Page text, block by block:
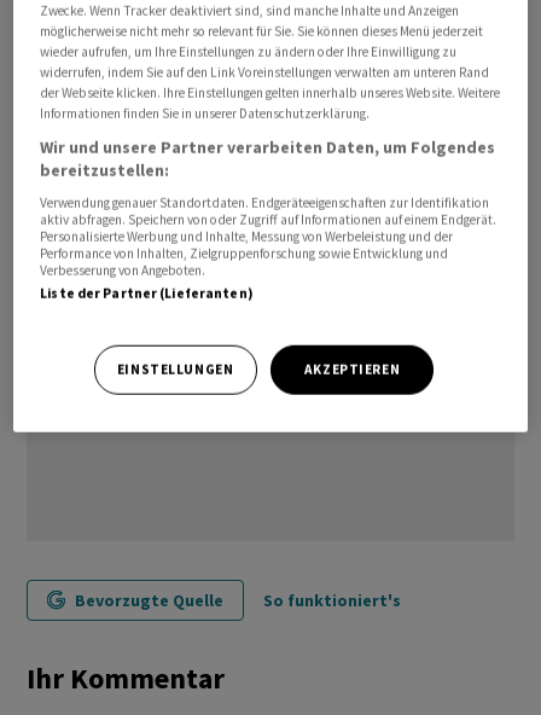
Die Aufträge für langlebige Güter stagnierten im
Dezember laut einer zweiten Schätzung im Vergleich
zum Vormonat. Eine erste Schätzung wurde damit
bestätigt./jsl/la/he
(AWP)
Bevorzugte Quelle So funktioniert's
Ihr Kommentar
Zwecke. Wenn Tracker deaktiviert sind, sind manche Inhalte und Anzeigen
möglicherweise nicht mehr so relevant für Sie. Sie können dieses Menü jederzeit
wieder aufrufen, um Ihre Einstellungen zu ändern oder Ihre Einwilligung zu
widerrufen, indem Sie auf den Link Voreinstellungen verwalten am unteren Rand
der Webseite klicken. Ihre Einstellungen gelten innerhalb unseres Website. Weitere
Informationen finden Sie in unserer Datenschutzerklärung.
Wir und unsere Partner verarbeiten Daten, um Folgendes
bereitzustellen:
Verwendung genauer Standortdaten. Endgeräteeigenschaften zur Identifikation
aktiv abfragen. Speichern von oder Zugriff auf Informationen auf einem Endgerät.
Personalisierte Werbung und Inhalte, Messung von Werbeleistung und der
Performance von Inhalten, Zielgruppenforschung sowie Entwicklung und
Verbesserung von Angeboten.
Liste der Partner (Lieferanten)
EINSTELLUNGEN AKZEPTIEREN